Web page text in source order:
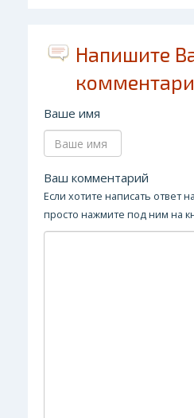
Напишите
Ваше имя
Ваш комментарий
Если хотите написать ответ
просто нажмите под ним на